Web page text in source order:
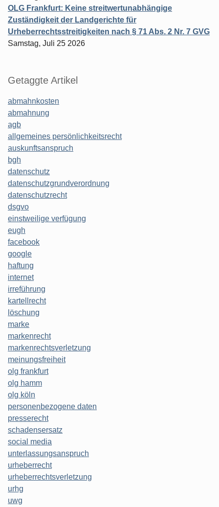
OLG Frankfurt: Keine streitwertunabhängige
Zuständigkeit der Landgerichte für
Urheberrechtsstreitigkeiten nach § 71 Abs. 2 Nr. 7 GVG
Samstag, Juli 25 2026
Getaggte Artikel
abmahnkosten
abmahnung
agb
allgemeines persönlichkeitsrecht
auskunftsanspruch
bgh
datenschutz
datenschutzgrundverordnung
datenschutzrecht
dsgvo
einstweilige verfügung
eugh
facebook
google
haftung
internet
irreführung
kartellrecht
löschung
marke
markenrecht
markenrechtsverletzung
meinungsfreiheit
olg frankfurt
olg hamm
olg köln
personenbezogene daten
presserecht
schadensersatz
social media
unterlassungsanspruch
urheberrecht
urheberrechtsverletzung
urhg
uwg